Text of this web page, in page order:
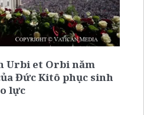
Urbi et Orbi năm
Đức Kitô phục sinh
lực